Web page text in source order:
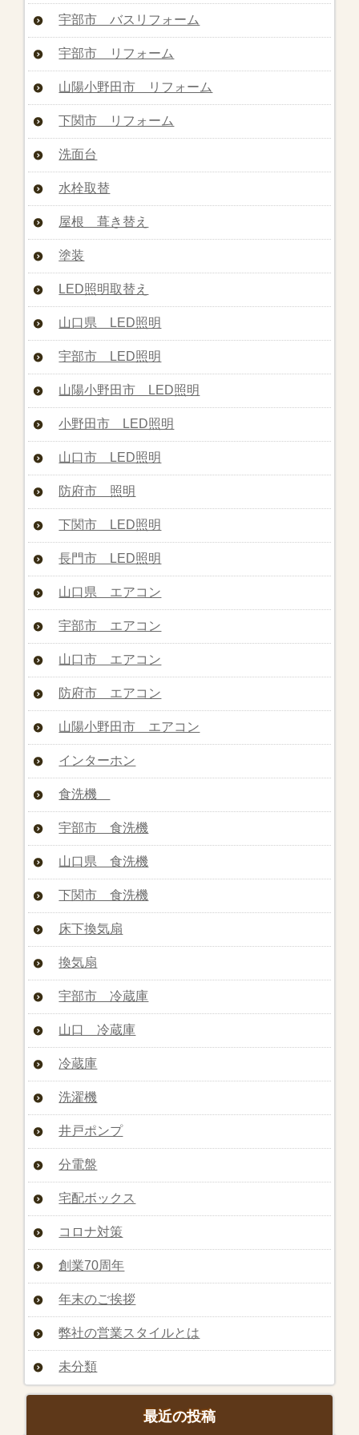
宇部市 バスリフォーム
宇部市 リフォーム
山陽小野田市 リフォーム
下関市 リフォーム
洗面台
水栓取替
屋根 葺き替え
塗装
LED照明取替え
山口県 LED照明
宇部市 LED照明
山陽小野田市 LED照明
小野田市 LED照明
山口市 LED照明
防府市 照明
下関市 LED照明
長門市 LED照明
山口県 エアコン
宇部市 エアコン
山口市 エアコン
防府市 エアコン
山陽小野田市 エアコン
インターホン
食洗機
宇部市 食洗機
山口県 食洗機
下関市 食洗機
床下換気扇
換気扇
宇部市 冷蔵庫
山口 冷蔵庫
冷蔵庫
洗濯機
井戸ポンプ
分電盤
宅配ボックス
コロナ対策
創業70周年
年末のご挨拶
弊社の営業スタイルとは
未分類
最近の投稿